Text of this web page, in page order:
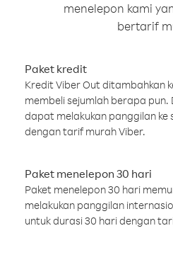
menelepon kami
bertarif
Paket kredit
Kredit Viber Out ditambahkan
membeli sejumlah berapa pun.
dapat melakukan panggilan ke
dengan tarif murah Viber.
Paket menelepon 30 hari
Paket menelepon 30 hari
melakukan panggilan
untuk durasi 30 hari dengan